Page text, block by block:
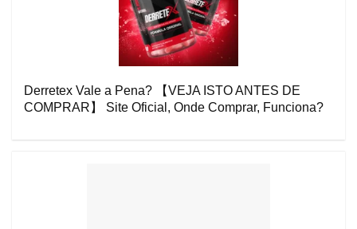
Derretex Vale a Pena? 【VEJA ISTO ANTES DE
COMPRAR】 Site Oficial, Onde Comprar, Funciona?